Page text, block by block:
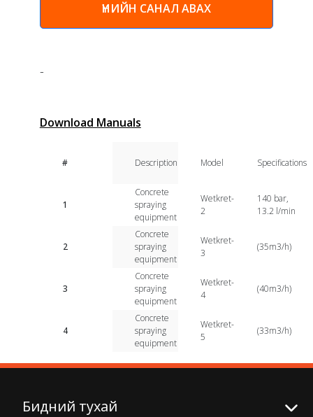
ҮНИЙН САНАЛ АВАХ
-
Download Manuals
# Description Model Specifications
1
Concrete
spraying
equipment
Wetkret-
2
140 bar,
13.2 l/min
2
Concrete
spraying
equipment
Wetkret-
3
(35m3/h)
3
Concrete
spraying
equipment
Wetkret-
4
(40m3/h)
4
Concrete
spraying
equipment
Wetkret-
5
(33m3/h)
Бидний тухай